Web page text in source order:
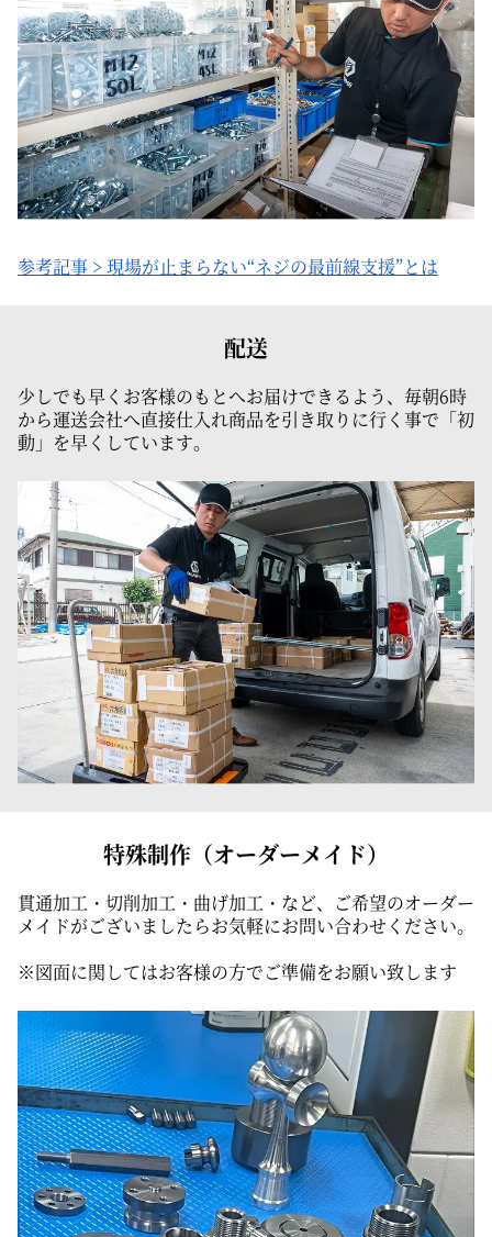
参考記事 > 現場が止まらない“ネジの最前線支援”とは
配送
少しでも早くお客様のもとへお届けできるよう、毎朝6時
から運送会社へ直接仕入れ商品を引き取りに行く事で「初
動」を早くしています。
特殊制作（オーダーメイド）
貫通加工・切削加工・曲げ加工・など、ご希望のオーダー
メイドがございましたらお気軽にお問い合わせください。
※図面に関してはお客様の方でご準備をお願い致します